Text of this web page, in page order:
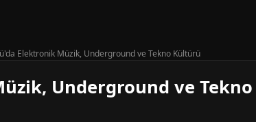
Elektronik Müzik, Underground ve Tekno Kültürü
Underground ve